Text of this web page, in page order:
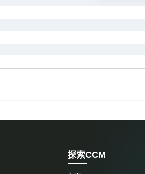
探索CCM